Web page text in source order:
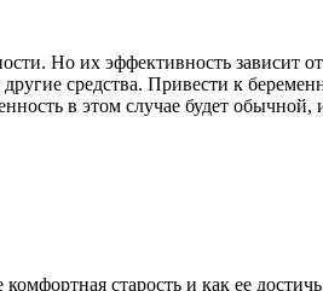
Но их эффективность зависит
средства. Привести к
в этом случае будет обычной,
старость и как ее